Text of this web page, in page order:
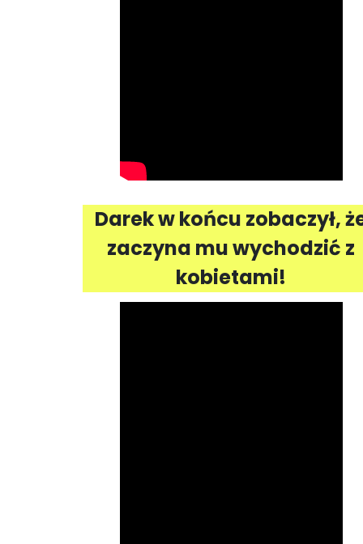
Darek w końcu zobaczył,
zaczyna mu wychodzić z
kobietami!